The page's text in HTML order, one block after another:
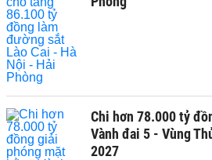
Chi hơn 78.000 tỷ
Vành đai 5 - Vùng
2027